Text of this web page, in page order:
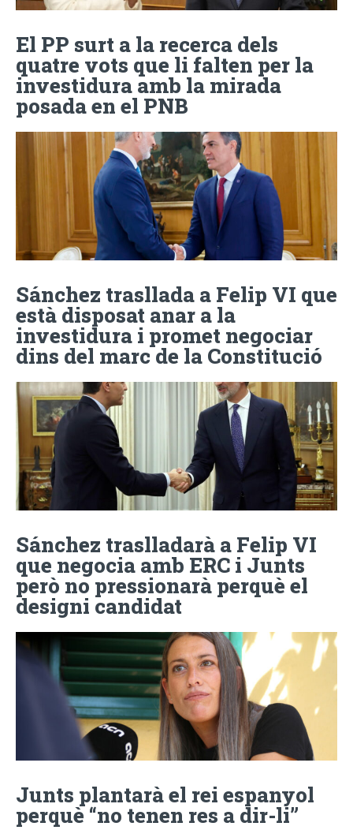
El PP surt a la recerca dels
quatre vots que li falten per la
investidura amb la mirada
posada en el PNB
Sánchez trasllada a Felip VI que
està disposat anar a la
investidura i promet negociar
dins del marc de la Constitució
Sánchez traslladarà a Felip VI
que negocia amb ERC i Junts
però no pressionarà perquè el
designi candidat
Junts plantarà el rei espanyol
perquè “no tenen res a dir-li”